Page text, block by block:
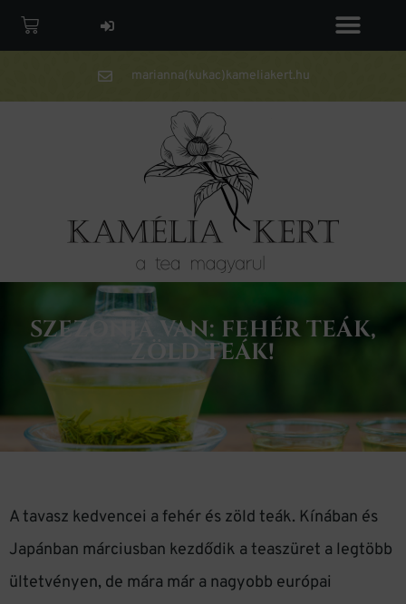
marianna(kukac)kameliakert.hu
SZEZONJA VAN: FEHÉR TEÁK,
ZÖLD TEÁK!
A tavasz kedvencei a fehér és zöld teák. Kínában és
Japánban márciusban kezdődik a teaszüret a legtöbb
ültetvényen, de mára már a nagyobb európai